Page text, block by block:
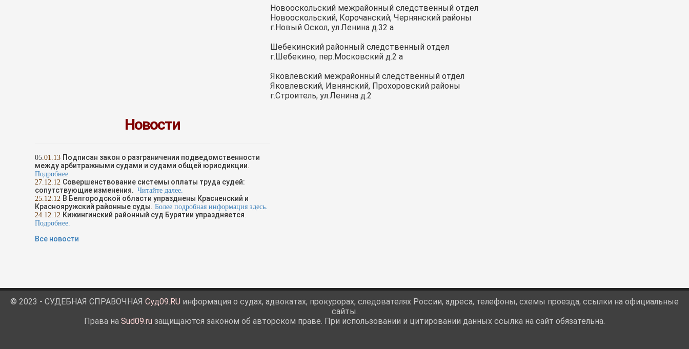
Новооскольский межрайонный следственный отдел
Новооскольский, Корочанский, Чернянский районы
г.Новый Оскол, ул.Ленина д.32 а
Шебекинский районный следственный отдел
г.Шебекино, пер.Московский д.2 а
Яковлевский межрайонный следственный отдел
Яковлевский, Ивнянский, Прохоровский районы
г.Строитель, ул.Ленина д.2
Новости
05.01.13 Подписан закон о разграничении подведомственности
между арбитражными судами и судами общей юрисдикции.
Подробнее
27.12.12 Совершенствование системы оплаты труда судей:
сопутствующие изменения. Читайте далее.
25.12.12 В Белгородской области упразднены Красненский и
Краснояружский районные суды. Более подробная информация здесь.
24.12.12 Кижингинский районный суд Бурятии упраздняется.
Подробнее.
Все новости
© 2023 - СУДЕБНАЯ СПРАВОЧНАЯ Суд09.RU информация о судах, адвокатах, прокурорах, следователях России, адреса, телефоны, схемы проезда, ссылки на официальные
сайты.
Права на Sud09.ru защищаются законом об авторском праве. При использовании и цитировании данных ссылка на сайт обязательна.